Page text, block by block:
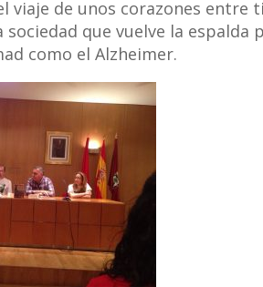
viaje de unos corazones entre
sociedad que vuelve la
como el Alzheimer.